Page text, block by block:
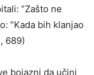
”Zašto ne
”Kada bih klanjao
689)
bojazni da učini